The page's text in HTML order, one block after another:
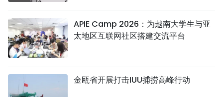
APIE Camp 2026：为越南大学生与亚
太地区互联网社区搭建交流平台
金瓯省开展打击IUU捕捞高峰行动